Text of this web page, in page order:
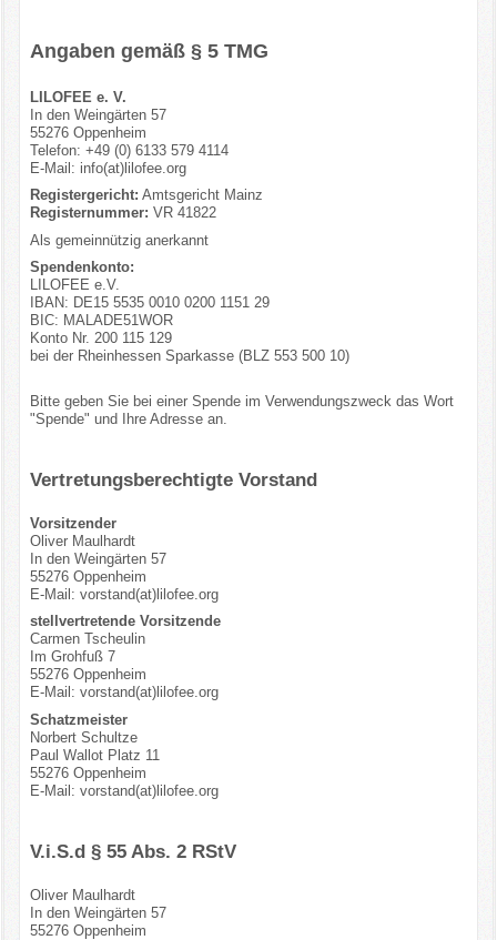
Angaben gemäß § 5 TMG
LILOFEE e. V.
In den Weingärten 57
55276 Oppenheim
Telefon: +49 (0) 6133 579 4114
E-Mail: info(at)lilofee.org
Registergericht: Amtsgericht Mainz
Registernummer: VR 41822
Als gemeinnützig anerkannt
Spendenkonto:
LILOFEE e.V.
IBAN: DE15 5535 0010 0200 1151 29
BIC: MALADE51WOR
Konto Nr. 200 115 129
bei der Rheinhessen Sparkasse (BLZ 553 500 10)
Bitte geben Sie bei einer Spende im Verwendungszweck das Wort
"Spende" und Ihre Adresse an.
Vertretungsberechtigte Vorstand
Vorsitzender
Oliver Maulhardt
In den Weingärten 57
55276 Oppenheim
E-Mail: vorstand(at)lilofee.org
stellvertretende Vorsitzende
Carmen Tscheulin
Im Grohfuß 7
55276 Oppenheim
E-Mail: vorstand(at)lilofee.org
Schatzmeister
Norbert Schultze
Paul Wallot Platz 11
55276 Oppenheim
E-Mail: vorstand(at)lilofee.org
V.i.S.d § 55 Abs. 2 RStV
Oliver Maulhardt
In den Weingärten 57
55276 Oppenheim